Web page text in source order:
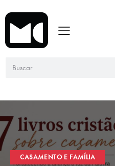
CASAMENTO E FAMÍLIA